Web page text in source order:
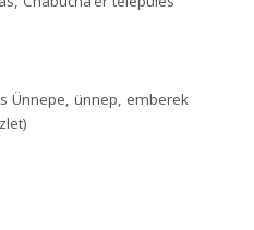
Ünnepe, ünnep, emberek